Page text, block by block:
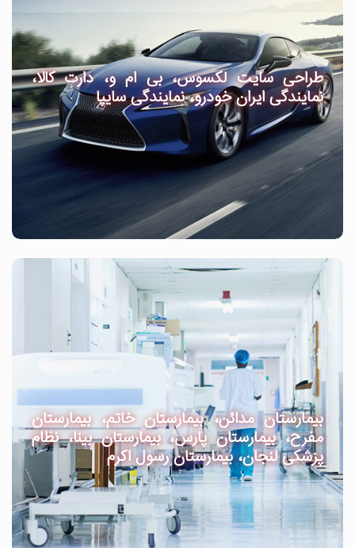
طراحی سایت لکسوس، بی ام و، دارت کالا،
نمایندگی ایران خودرو، نمایندگی سایپا
بیمارستان مدائن، بیمارستان خاتم، بیمارستان
مفرح، بیمارستان پارس، بیمارستان بینا، نظام
پزشکی لنجان، بیمارستان رسول اکرم